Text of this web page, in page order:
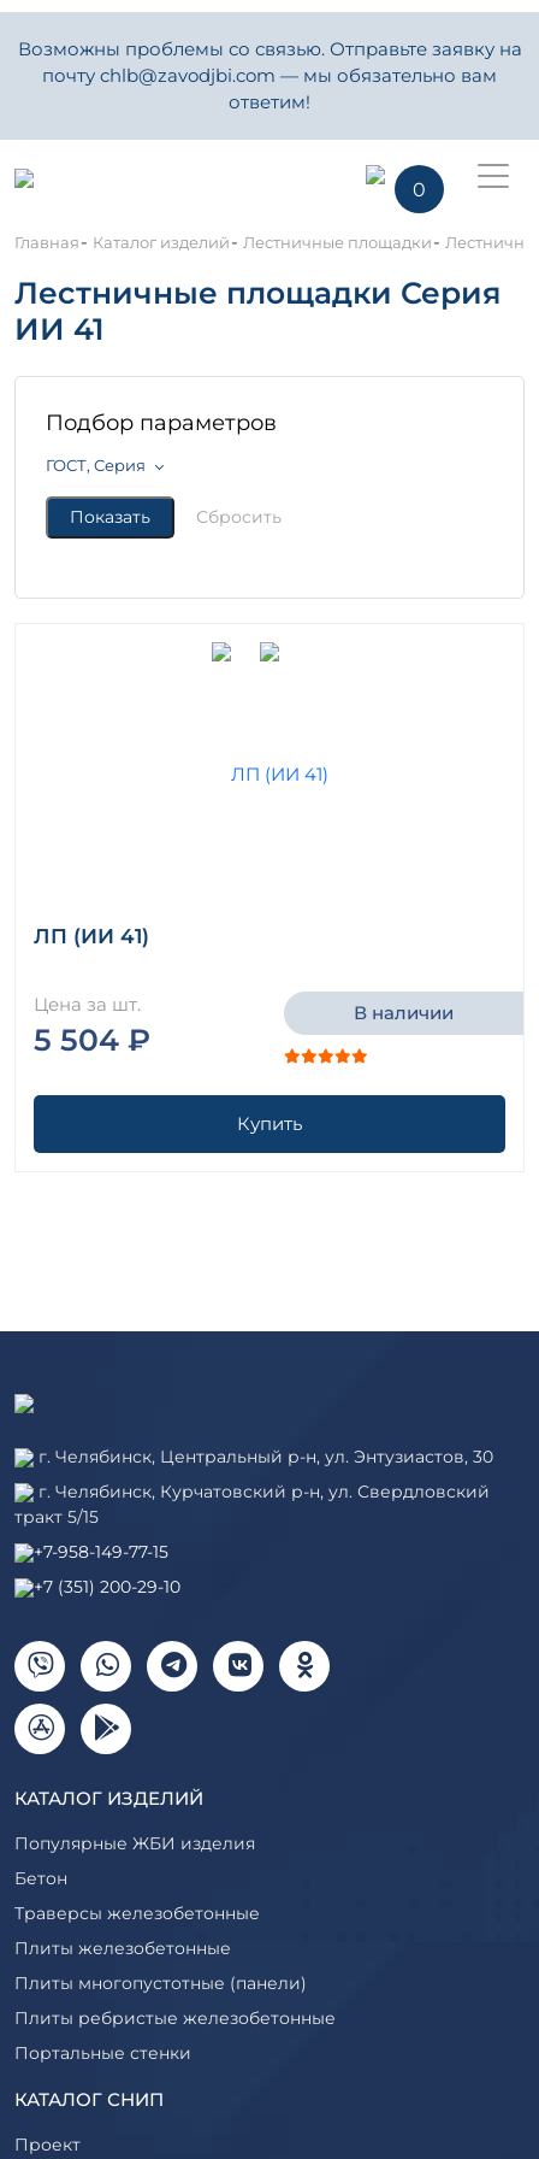
Возможны проблемы со связью. Отправьте заявку на
почту chlb@zavodjbi.com — мы обязательно вам
ответим!
0
Главная- Каталог изделий- Лестничные площадки-
Лестничные площадки Серия
ИИ 41
Подбор параметров
ГОСТ, Серия
ЛП (ИИ 41)
Цена за шт.
5 504 ₽
В наличии
Купить
г. Челябинск, Центральный р-н, ул. Энтузиастов, 30
г. Челябинск, Курчатовский р-н, ул. Свердловский
тракт 5/15
+7-958-149-77-15
+7 (351) 200-29-10
КАТАЛОГ ИЗДЕЛИЙ
Популярные ЖБИ изделия
Бетон
Траверсы железобетонные
Плиты железобетонные
Плиты многопустотные (панели)
Плиты ребристые железобетонные
Портальные стенки
Прогоны железобетонные
КАТАЛОГ СНИП
Проект